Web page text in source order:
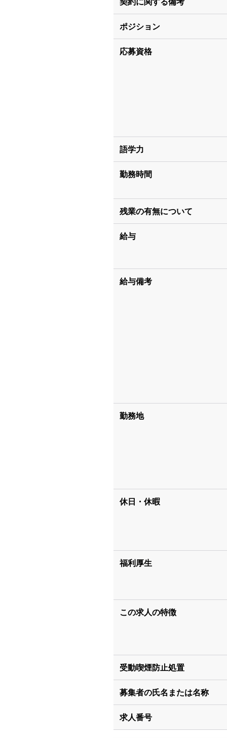
ポジション
応募資格
語学力
勤務時間
残業の有無について
給与
給与備考
勤務地
休日・休暇
福利厚生
この求人の特徴
受動喫煙防止処置
募集者の氏名または名称
求人番号